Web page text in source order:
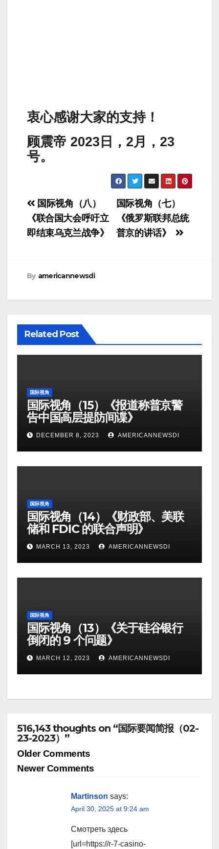
衷心感谢大家的支持！
顾震帝 2023日，2月，23
号。
Post
navigation
国际视角（七）
《俄罗斯联邦总统
普京的讲话》
国际视角（八）
《联合国大会呼吁立
即结束乌克兰战争》
By americannewsdi
Related Post
国际视角
国际视角（15）《报道称普京警
告中国高层提防间谍》
DECEMBER 8, 2023 AMERICANNEWSDI
国际视角
国际视角（14）《财政部、美联
储和 FDIC 的联合声明》
MARCH 13, 2023 AMERICANNEWSDI
国际视角
国际视角（13）《关于硅谷银行
倒闭的 9 个问题》
MARCH 12, 2023 AMERICANNEWSDI
516,143 thoughts on “国际要闻简报（02-
23-2023）”
Comment
navigation
Older Comments
Newer Comments
Martinson says:
April 30, 2025 at 9:24 am
Смотреть здесь
[url=https://r-7-casino-